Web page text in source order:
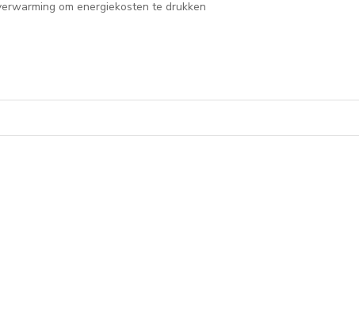
om energiekosten te drukken